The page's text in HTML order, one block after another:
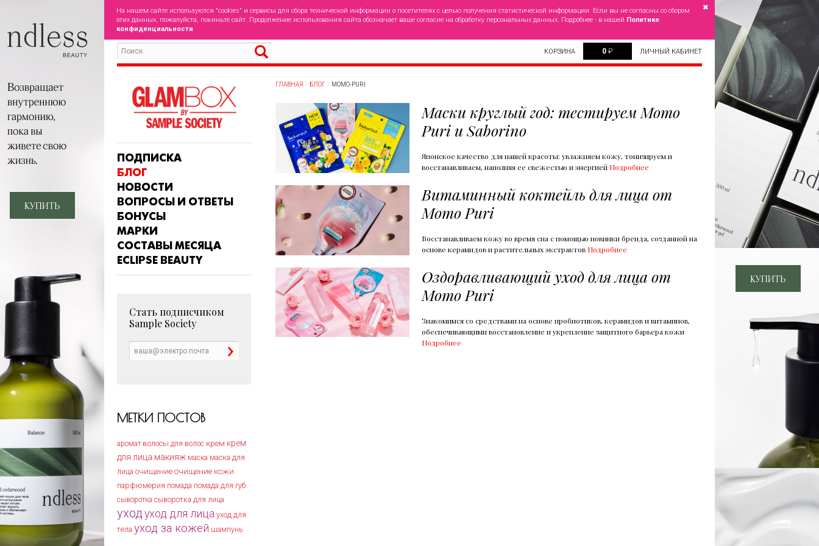
На нашем сайте используются "cookies" и сервисы для сбора технической информации о посетителях с целью получения статистической информации. Если вы не согласны со сбором
этих данных, пожалуйста, покиньте сайт. Продолжение использования сайта обозначает ваше согласие на обработку персональных данных. Подробнее - в нашей Политике
конфиденциальности
✖
КОРЗИНА 0 ₽ ЛИЧНЫЙ КАБИНЕТ
ПОДПИСКА
БЛОГ
НОВОСТИ
ВОПРОСЫ И ОТВЕТЫ
БОНУСЫ
МАРКИ
СОСТАВЫ МЕСЯЦА
ECLIPSE BEAUTY
Стать подписчиком
Sample Society
МЕТКИ ПОСТОВ
аромат волосы для волос крем крем
для лица макияж маска маска для
лица очищение очищение кожи
парфюмерия помада помада для губ
сыворотка сыворотка для лица
уход уход для лица уход для
тела уход за кожей шампунь
ГЛАВНАЯ БЛОГ MOMO-PURI
Маски круглый год: тестируем Momo
Puri и Saborino
Японское качество для нашей красоты: увлажняем кожу, тонизируем и
восстанавливаем, наполняя ее свежестью и энергией Подробнее
Витаминный коктейль для лица от
Momo Puri
Восстанавливаем кожу во время сна с помощью новинки бренда, созданной на
основе керамидов и растительных экстрактов Подробнее
Оздоравливающий уход для лица от
Momo Puri
Знакомимся со средствами на основе пробиотиков, керамидов и витаминов,
обеспечивающими восстановление и укрепление защитного барьера кожи
Подробнее